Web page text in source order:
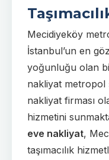
Mecidiyeköy
İstanbul’un en
yoğunluğu olan
nakliyat metropol
nakliyat firması
hizmetini
eve nakliyat,
taşımacılık